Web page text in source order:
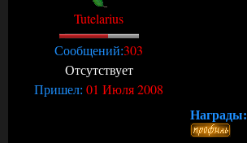
Tutelarius
Сообщений:303
Отсутствует
Пришел: 01 Июля 2008
Награды: